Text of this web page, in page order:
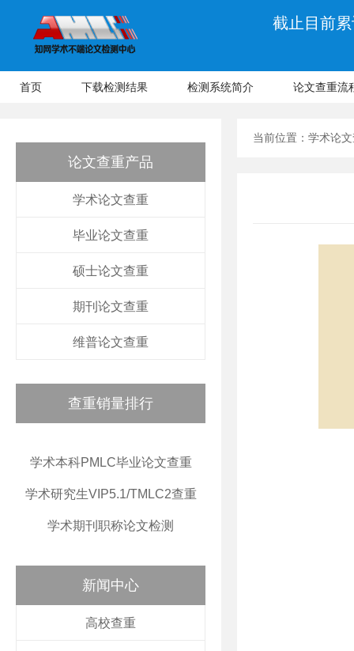
截止目前
首页 下载检测结果 检测系统简介 论文查重流
论文查重产品
学术论文查重
毕业论文查重
硕士论文查重
期刊论文查重
维普论文查重
查重销量排行
学术本科PMLC毕业论文查重
学术研究生VIP5.1/TMLC2查重
学术期刊职称论文检测
新闻中心
高校查重
当前位置： 学术论